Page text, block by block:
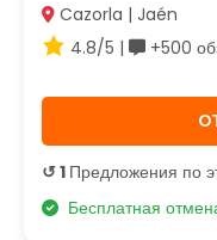
Cazorla | Jaén
4.8/5 |
+500
↺ 1 Предложения по
Бесплатная